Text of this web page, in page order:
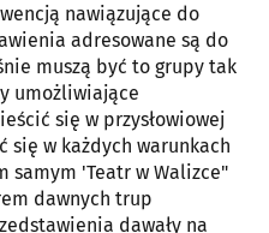
nawiązujące do
adresowane są do
muszą być to grupy tak
umożliwiające
się w przysłowiowej
się w każdych warunkach
samym 'Teatr w Walizce"
dawnych trup
dawały na